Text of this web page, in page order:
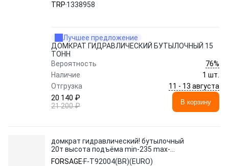
TRP 1338958
Лучшее предложение
ДОМКРАТ ГИДРАВЛИЧЕСКИЙ БУТЫЛОЧНЫЙ 15
ТОНН
Вероятность
76%
Наличие
1 шт.
Отгрузка
11 - 13 августа
20 140 ₽
21 200 ₽
В корзину
домкрат гидравлический! бутылочный
20т высота подъёма min-235 max-
445mm\
FORSAGE F-T92004(BR)(EURO)